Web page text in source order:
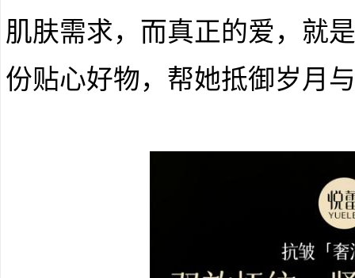
肌肤需求，而真正的爱，就
份贴心好物，帮她抵御岁月